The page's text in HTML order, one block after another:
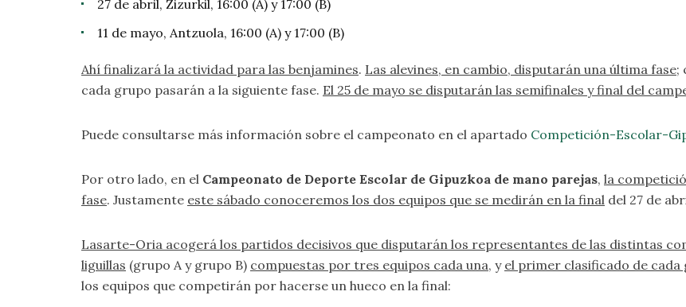
27 de abril, Zizurkil, 16:00 (A) y 17:00 (B)
11 de mayo, Antzuola, 16:00 (A) y 17:00 (B)
Ahí finalizará la actividad para las benjamines. Las alevines, en cambio, disputarán una última fase;
cada grupo pasarán a la siguiente fase. El 25 de mayo se disputarán las semifinales y final del
Puede consultarse más información sobre el campeonato en el apartado Competición-Escolar-
Por otro lado, en el Campeonato de Deporte Escolar de Gipuzkoa de mano parejas, la
fase. Justamente este sábado conoceremos los dos equipos que se medirán en la final del 27 de
Lasarte-Oria acogerá los partidos decisivos que disputarán los representantes de las distintas
liguillas (grupo A y grupo B) compuestas por tres equipos cada una, y el primer clasificado de cada
los equipos que competirán por hacerse un hueco en la final: